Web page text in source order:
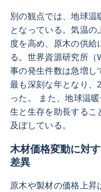
別の観点では、地球温
となっている。気温
度を高め、原木の供給
る。世界資源研究所（
事の発生件数は急増し
最も深刻な年となり、
った。 また、地球温
生と生存を助長するこ
及ぼしている。
木材価格変動に対
差異
原木や製材の価格上